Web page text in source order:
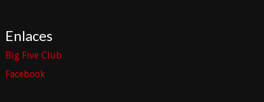
Enlaces
Big Five Club
Facebook